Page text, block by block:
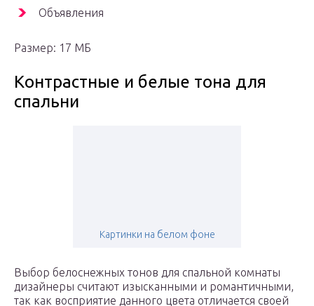
Объявления
Размер: 17 МБ
Контрастные и белые тона для
спальни
Картинки на белом фоне
Выбор белоснежных тонов для спальной комнаты
дизайнеры считают изысканными и романтичными,
так как восприятие данного цвета отличается своей